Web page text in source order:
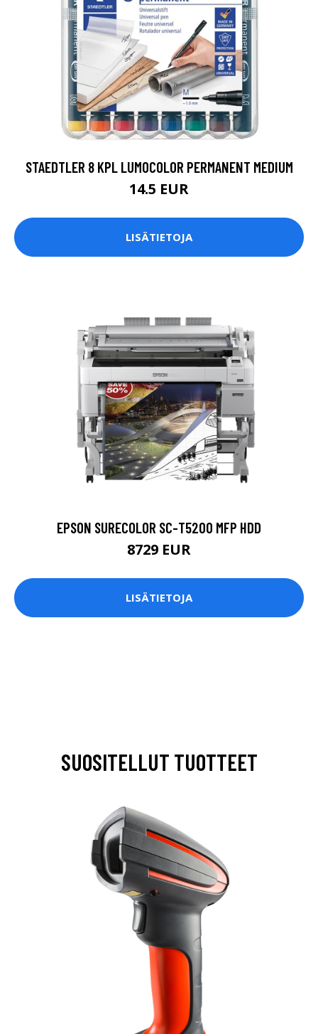
STAEDTLER 8 KPL LUMOCOLOR PERMANENT MEDIUM
14.5 EUR
LISÄTIETOJA
EPSON SURECOLOR SC-T5200 MFP HDD
8729 EUR
LISÄTIETOJA
SUOSITELLUT TUOTTEET